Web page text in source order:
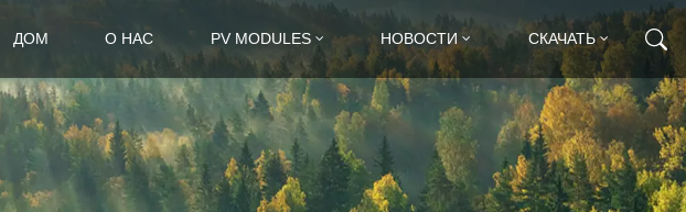
ДОМ О НАС PV MODULES НОВОСТИ СКАЧАТЬ